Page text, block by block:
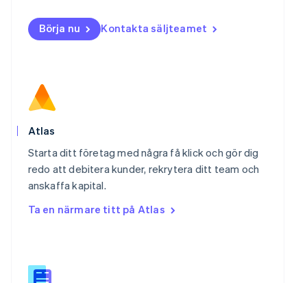
Börja nu Kontakta säljteamet
Atlas
Starta ditt företag med några få klick och gör dig
redo att debitera kunder, rekrytera ditt team och
anskaffa kapital.
Ta en närmare titt på Atlas
English
Nya Zeeland
Português
Rumänien
DeutschFrançaisItalianoEnglish
Singapore
English 简体中文
Slovakien
English
Español